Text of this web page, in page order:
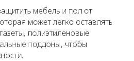
мебель и пол от
может легко оставлять
полиэтиленовые
поддоны, чтобы